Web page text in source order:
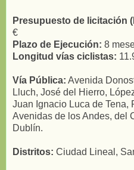
Presupuesto de licitación
€
Plazo de Ejecución: 8
Longitud vías ciclistas:
Vía Pública: Avenida
Lluch, José del Hierro,
Juan Ignacio Luca de Tena,
Avenidas de los Andes, del
Dublín.
Distritos: Ciudad Lineal,